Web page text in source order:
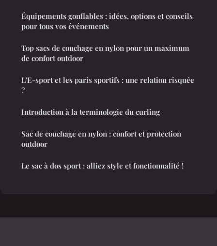
Équipements gonflables : idées, options et conseils
pour tous vos événements
Top sacs de couchage en nylon pour un maximum
de confort outdoor
L'E-sport et les paris sportifs : une relation risquée
?
Introduction à la terminologie du curling
Sac de couchage en nylon : confort et protection
outdoor
Le sac à dos sport : alliez style et fonctionnalité !